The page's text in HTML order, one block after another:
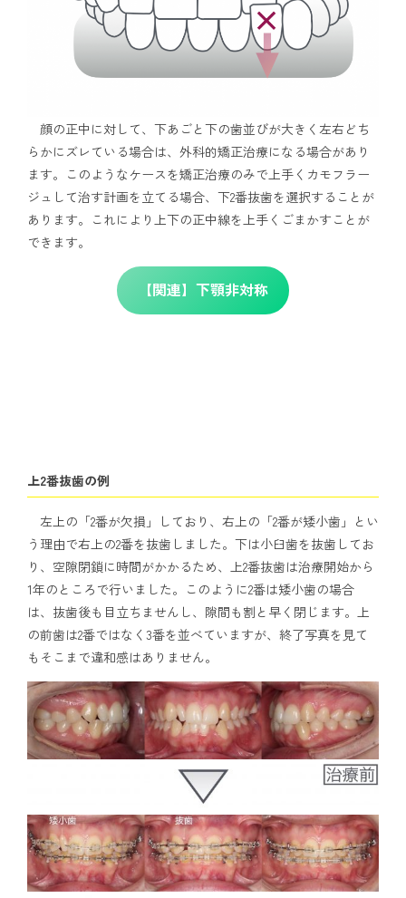
顔の正中に対して、下あごと下の歯並びが大きく左右どち
らかにズレている場合は、外科的矯正治療になる場合があり
ます。このようなケースを矯正治療のみで上手くカモフラー
ジュして治す計画を立てる場合、下2番抜歯を選択することが
あります。これにより上下の正中線を上手くごまかすことが
できます。
【関連】下顎非対称
上2番抜歯の例
左上の「2番が欠損」しており、右上の「2番が矮小歯」とい
う理由で右上の2番を抜歯しました。下は小臼歯を抜歯してお
り、空隙閉鎖に時間がかかるため、上2番抜歯は治療開始から
1年のところで行いました。このように2番は矮小歯の場合
は、抜歯後も目立ちませんし、隙間も割と早く閉じます。上
の前歯は2番ではなく3番を並べていますが、終了写真を見て
もそこまで違和感はありません。